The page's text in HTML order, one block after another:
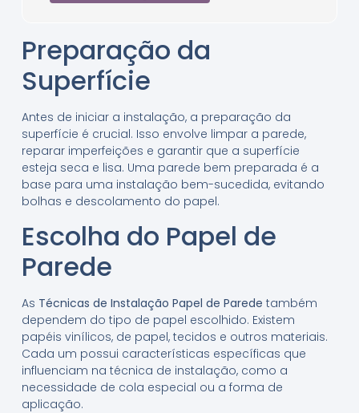
Preparação da
Superfície
Antes de iniciar a instalação, a preparação da
superfície é crucial. Isso envolve limpar a parede,
reparar imperfeições e garantir que a superfície
esteja seca e lisa. Uma parede bem preparada é a
base para uma instalação bem-sucedida, evitando
bolhas e descolamento do papel.
Escolha do Papel de
Parede
As Técnicas de Instalação Papel de Parede também
dependem do tipo de papel escolhido. Existem
papéis vinílicos, de papel, tecidos e outros materiais.
Cada um possui características específicas que
influenciam na técnica de instalação, como a
necessidade de cola especial ou a forma de
aplicação.